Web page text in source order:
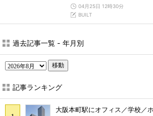
04月25日 12時30分
BUILT
過去記事一覧 - 年月別
移動
記事ランキング
大阪本町駅にオフィス／学校／